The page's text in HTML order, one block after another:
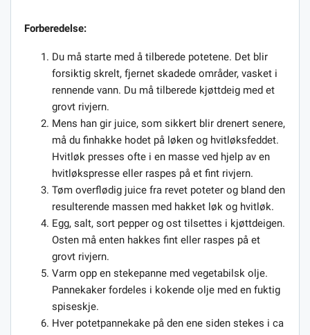
Forberedelse:
Du må starte med å tilberede potetene. Det blir
forsiktig skrelt, fjernet skadede områder, vasket i
rennende vann. Du må tilberede kjøttdeig med et
grovt rivjern.
Mens han gir juice, som sikkert blir drenert senere,
må du finhakke hodet på løken og hvitløksfeddet.
Hvitløk presses ofte i en masse ved hjelp av en
hvitløkspresse eller raspes på et fint rivjern.
Tøm overflødig juice fra revet poteter og bland den
resulterende massen med hakket løk og hvitløk.
Egg, salt, sort pepper og ost tilsettes i kjøttdeigen.
Osten må enten hakkes fint eller raspes på et
grovt rivjern.
Varm opp en stekepanne med vegetabilsk olje.
Pannekaker fordeles i kokende olje med en fuktig
spiseskje.
Hver potetpannekake på den ene siden stekes i ca